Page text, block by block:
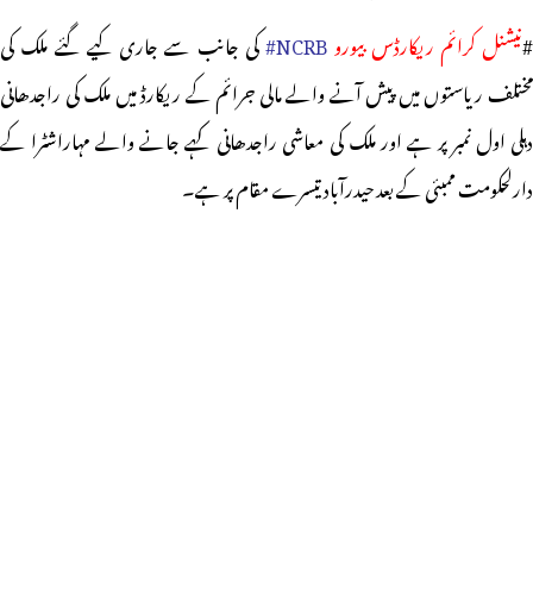
#نیشنل کرائم ریکارڈس بیوروNCRB# کی جانب سے جاری کیے گئے ملک کی
مختلف ریاستوں میں پیش آنے والے مالی جرائم کے ریکارڈ میں ملک کی راجدھانی
دہلی اول نمبر پر ہے اور ملک کی معاشی راجدھانی کہے جانے والے مہاراشٹرا کے
دارلحکومت ممبئی کے بعد حیدرآباد تیسرے مقام پر ہے۔